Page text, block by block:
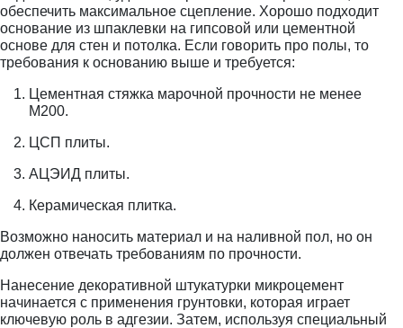
обеспечить максимальное сцепление. Хорошо подходит
основание из шпаклевки на гипсовой или цементной
основе для стен и потолка. Если говорить про полы, то
требования к основанию выше и требуется:
Цементная стяжка марочной прочности не менее
М200.
ЦСП плиты.
АЦЭИД плиты.
Керамическая плитка.
Возможно наносить материал и на наливной пол, но он
должен отвечать требованиям по прочности.
Нанесение декоративной штукатурки микроцемент
начинается с применения грунтовки, которая играет
ключевую роль в адгезии. Затем, используя специальный